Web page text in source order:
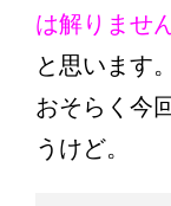
は解りませ
と思います。
おそらく今
うけど。